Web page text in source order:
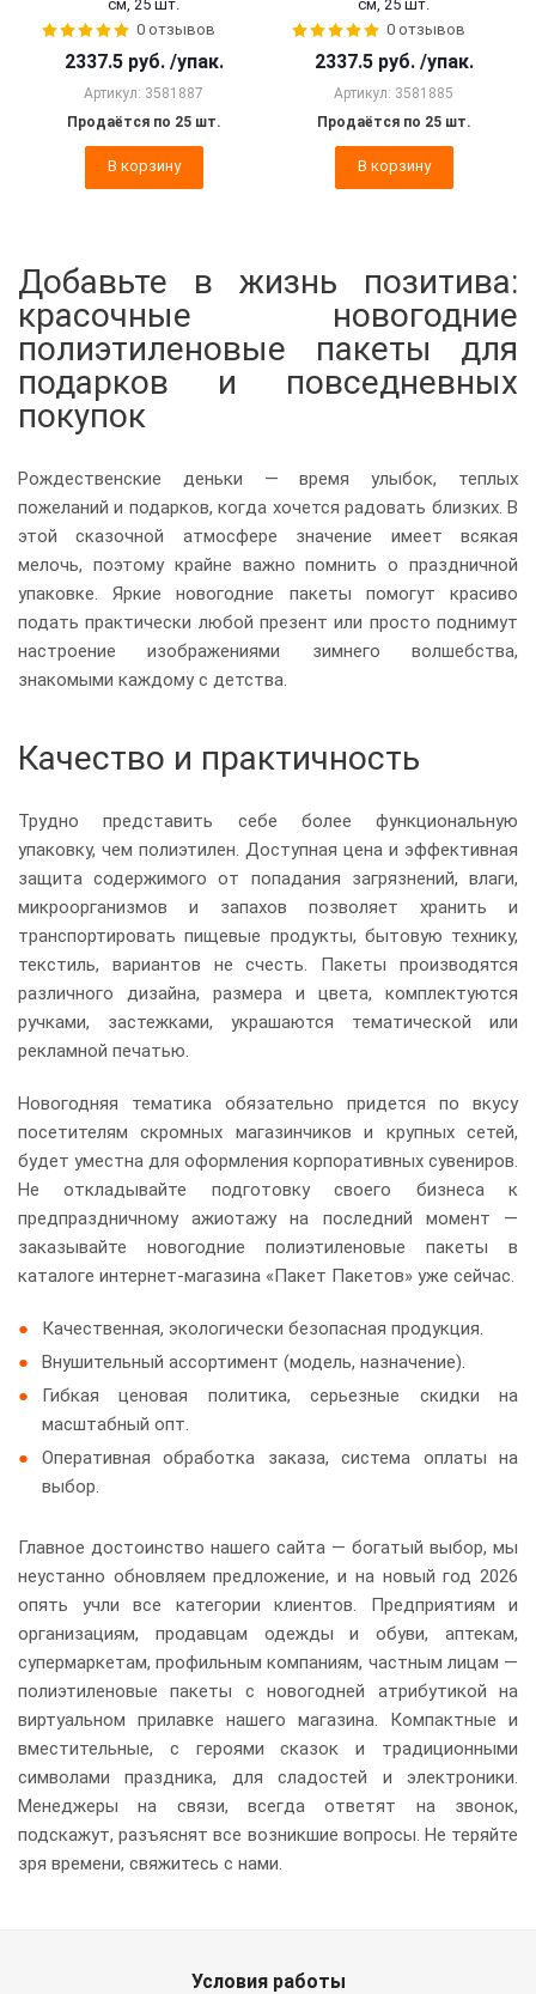
см, 25 шт.
0 отзывов
2337.5 руб. /упак.
Артикул: 3581887
Продаётся по 25 шт.
В корзину
см, 25 шт.
0 отзывов
2337.5 руб. /упак.
Артикул: 3581885
Продаётся по 25 шт.
В корзину
Добавьте в жизнь позитива:
красочные новогодние
полиэтиленовые пакеты для
подарков и повседневных
покупок
Рождественские деньки — время улыбок, теплых
пожеланий и подарков, когда хочется радовать близких. В
этой сказочной атмосфере значение имеет всякая
мелочь, поэтому крайне важно помнить о праздничной
упаковке. Яркие новогодние пакеты помогут красиво
подать практически любой презент или просто поднимут
настроение изображениями зимнего волшебства,
знакомыми каждому с детства.
Качество и практичность
Трудно представить себе более функциональную
упаковку, чем полиэтилен. Доступная цена и эффективная
защита содержимого от попадания загрязнений, влаги,
микроорганизмов и запахов позволяет хранить и
транспортировать пищевые продукты, бытовую технику,
текстиль, вариантов не счесть. Пакеты производятся
различного дизайна, размера и цвета, комплектуются
ручками, застежками, украшаются тематической или
рекламной печатью.
Новогодняя тематика обязательно придется по вкусу
посетителям скромных магазинчиков и крупных сетей,
будет уместна для оформления корпоративных сувениров.
Не откладывайте подготовку своего бизнеса к
предпраздничному ажиотажу на последний момент —
заказывайте новогодние полиэтиленовые пакеты в
каталоге интернет-магазина «Пакет Пакетов» уже сейчас.
Качественная, экологически безопасная продукция.
Внушительный ассортимент (модель, назначение).
Гибкая ценовая политика, серьезные скидки на
масштабный опт.
Оперативная обработка заказа, система оплаты на
выбор.
Главное достоинство нашего сайта — богатый выбор, мы
неустанно обновляем предложение, и на новый год 2026
опять учли все категории клиентов. Предприятиям и
организациям, продавцам одежды и обуви, аптекам,
супермаркетам, профильным компаниям, частным лицам —
полиэтиленовые пакеты с новогодней атрибутикой на
виртуальном прилавке нашего магазина. Компактные и
вместительные, с героями сказок и традиционными
символами праздника, для сладостей и электроники.
Менеджеры на связи, всегда ответят на звонок,
подскажут, разъяснят все возникшие вопросы. Не теряйте
зря времени, свяжитесь с нами.
Условия работы